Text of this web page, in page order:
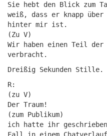
Sie hebt den Blick zum
weiß, dass er knapp über
hinter mir ist.
(Zu V)
Wir haben einen Teil der
verbracht.
Dreißig Sekunden Stille.
R:
(zu V)
Der Traum!
(zum Publikum)
ich hatte ihr